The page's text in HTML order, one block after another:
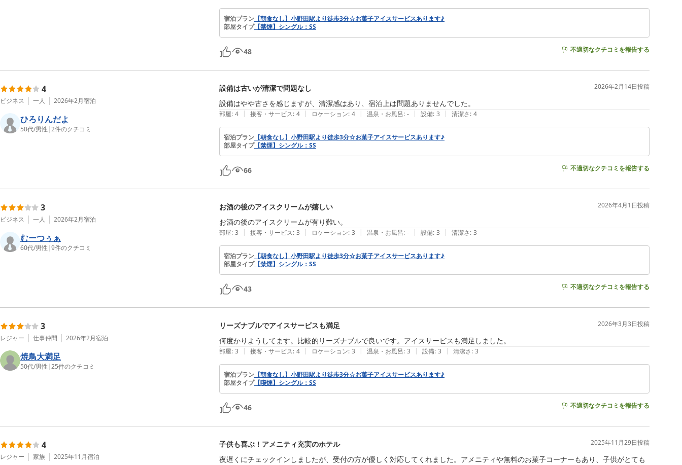
宿泊プラン 【朝食なし】小野田駅より徒歩3分☆お菓子アイスサービスあります♪
部屋タイプ【禁煙】シングル：SS
48 不適切なクチコミを報告する
4
ビジネス 一人 2026年2月宿泊
ひろりんだよ
50代/男性 |2件のクチコミ
設備は古いが清潔で問題なし 2026年2月14日投稿
設備はやや古さを感じますが、清潔感はあり、宿泊上は問題ありませんでした。
部屋: 4 | 接客・サービス: 4 | ロケーション: 4 | 温泉・お風呂: - | 設備: 3 | 清潔さ: 4
宿泊プラン 【朝食なし】小野田駅より徒歩3分☆お菓子アイスサービスあります♪
部屋タイプ【禁煙】シングル：SS
66 不適切なクチコミを報告する
3
ビジネス 一人 2026年2月宿泊
むーつぅぁ
60代/男性 |9件のクチコミ
お酒の後のアイスクリームが嬉しい 2026年4月1日投稿
お酒の後のアイスクリームが有り難い。
部屋: 3 | 接客・サービス: 3 | ロケーション: 3 | 温泉・お風呂: - | 設備: 3 | 清潔さ: 3
宿泊プラン 【朝食なし】小野田駅より徒歩3分☆お菓子アイスサービスあります♪
部屋タイプ【禁煙】シングル：SS
43 不適切なクチコミを報告する
3
レジャー 仕事仲間 2026年2月宿泊
焼鳥大満足
50代/男性 |25件のクチコミ
リーズナブルでアイスサービスも満足 2026年3月3日投稿
何度かりようしてます。比較的リーズナブルで良いです。アイスサービスも満足しました。
部屋: 3 | 接客・サービス: 4 | ロケーション: 3 | 温泉・お風呂: 3 | 設備: 3 | 清潔さ: 3
宿泊プラン 【朝食なし】小野田駅より徒歩3分☆お菓子アイスサービスあります♪
部屋タイプ【喫煙】シングル：SS
46 不適切なクチコミを報告する
4
レジャー 家族 2025年11月宿泊
子供も喜ぶ！アメニティ充実のホテル 2025年11月29日投稿
夜遅くにチェックインしましたが、受付の方が優しく対応してくれました。アメニティや無料のお菓子コーナーもあり、子供がとても